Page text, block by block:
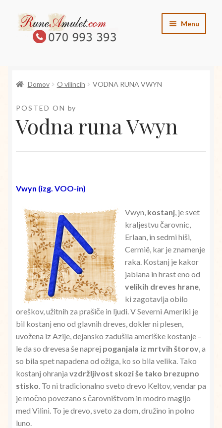
Skip
to
navigation
Skip
to
content
Menu
O angelih
O vilincih
O elementih
Trgovina
Domov O vilincih VODNA RUNA VWYN
POSTED ON by
Vodna runa Vwyn
Vwyn (izg. VOO-in)
Vwyn, kostanj, je svet
kraljestvu čarovnic,
Erlaan, in sedmi hiši,
Cermië, kar je znamenje
raka. Kostanj je kakor
jablana in hrast eno od
velikih dreves hrane,
ki zagotavlja obilo
oreškov, užitnih za prašiče in ljudi. V Severni Ameriki je
bil kostanj eno od glavnih dreves, dokler ni plesen,
uvožena iz Azije, dejansko zadušila ameriške kostanje –
le da so drevesa še naprej poganjala iz mrtvih štorov, a
so bila spet napadena od ožiga, ko so bila velika. Tako
kostanj ohranja vzdržljivost skozi še tako brezupno
stisko. To ni tradicionalno sveto drevo Keltov, vendar pa
je močno povezano s čarovništvom in modro magijo
med Vilini. To je drevo, sveto za dom, družino in polno
luno.